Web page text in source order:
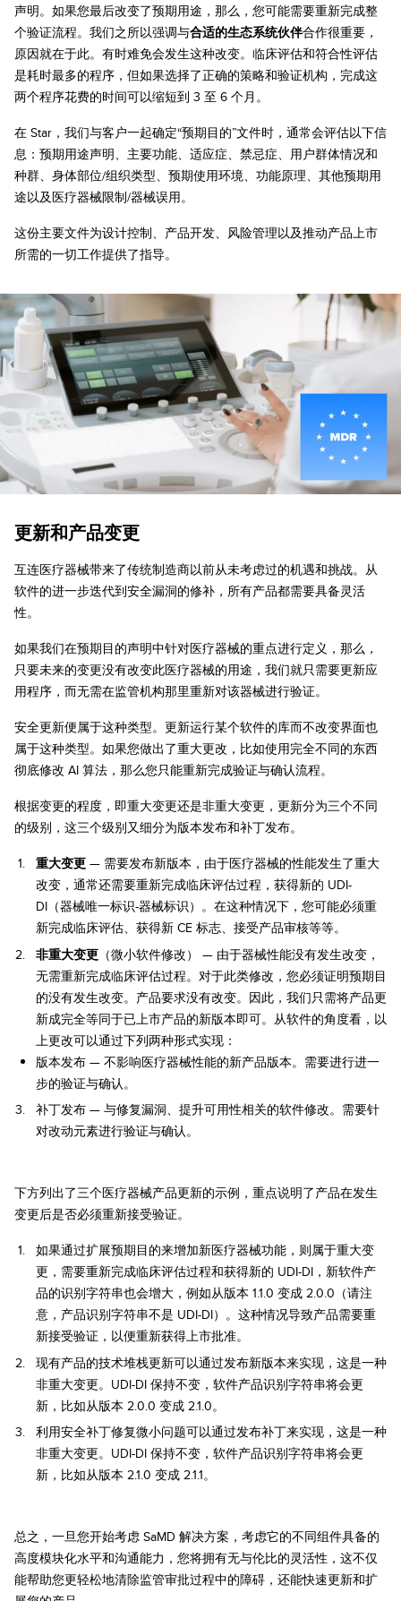
声明。如果您最后改变了预期用途，那么，您可能需要重新完成整
个验证流程。我们之所以强调与合适的生态系统伙伴合作很重要，
原因就在于此。有时难免会发生这种改变。临床评估和符合性评估
是耗时最多的程序，但如果选择了正确的策略和验证机构，完成这
两个程序花费的时间可以缩短到 3 至 6 个月。
在 Star，我们与客户一起确定“预期目的”文件时，通常会评估以下信
息：预期用途声明、主要功能、适应症、禁忌症、用户群体情况和
种群、身体部位/组织类型、预期使用环境、功能原理、其他预期用
途以及医疗器械限制/器械误用。
这份主要文件为设计控制、产品开发、风险管理以及推动产品上市
所需的一切工作提供了指导。
更新和产品变更
互连医疗器械带来了传统制造商以前从未考虑过的机遇和挑战。从
软件的进一步迭代到安全漏洞的修补，所有产品都需要具备灵活
性。
如果我们在预期目的声明中针对医疗器械的重点进行定义，那么，
只要未来的变更没有改变此医疗器械的用途，我们就只需要更新应
用程序，而无需在监管机构那里重新对该器械进行验证。
安全更新便属于这种类型。更新运行某个软件的库而不改变界面也
属于这种类型。如果您做出了重大更改，比如使用完全不同的东西
彻底修改 AI 算法，那么您只能重新完成验证与确认流程。
根据变更的程度，即重大变更还是非重大变更，更新分为三个不同
的级别，这三个级别又细分为版本发布和补丁发布。
重大变更 — 需要发布新版本，由于医疗器械的性能发生了重大
改变，通常还需要重新完成临床评估过程，获得新的 UDI-
DI（器械唯一标识-器械标识）。在这种情况下，您可能必须重
新完成临床评估、获得新 CE 标志、接受产品审核等等。
非重大变更 （微小软件修改） — 由于器械性能没有发生改变，
无需重新完成临床评估过程。对于此类修改，您必须证明预期目
的没有发生改变。产品要求没有改变。因此，我们只需将产品更
新成完全等同于已上市产品的新版本即可。从软件的角度看，以
上更改可以通过下列两种形式实现：
版本发布 — 不影响医疗器械性能的新产品版本。需要进行进一
步的验证与确认。
补丁发布 — 与修复漏洞、提升可用性相关的软件修改。需要针
对改动元素进行验证与确认。
下方列出了三个医疗器械产品更新的示例，重点说明了产品在发生
变更后是否必须重新接受验证。
如果通过扩展预期目的来增加新医疗器械功能，则属于重大变
更，需要重新完成临床评估过程和获得新的 UDI-DI，新软件产
品的识别字符串也会增大，例如从版本 1.1.0 变成 2.0.0（请注
意，产品识别字符串不是 UDI-DI）。这种情况导致产品需要重
新接受验证，以便重新获得上市批准。
现有产品的技术堆栈更新可以通过发布新版本来实现，这是一种
非重大变更。UDI-DI 保持不变，软件产品识别字符串将会更
新，比如从版本 2.0.0 变成 2.1.0。
利用安全补丁修复微小问题可以通过发布补丁来实现，这是一种
非重大变更。UDI-DI 保持不变，软件产品识别字符串将会更
新，比如从版本 2.1.0 变成 2.1.1。
总之，一旦您开始考虑 SaMD 解决方案，考虑它的不同组件具备的
高度模块化水平和沟通能力，您将拥有无与伦比的灵活性，这不仅
能帮助您更轻松地清除监管审批过程中的障碍，还能快速更新和扩